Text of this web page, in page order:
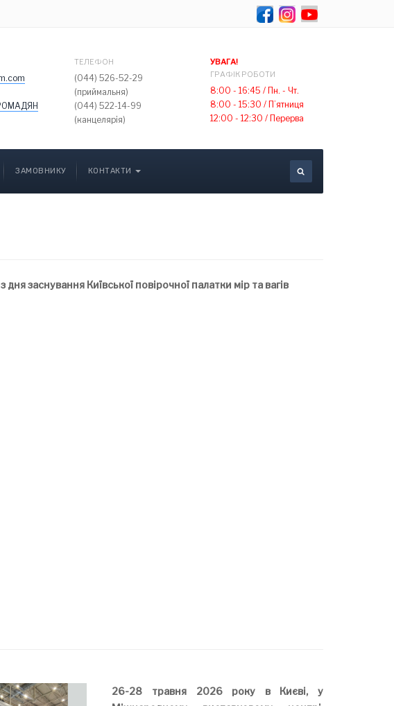
ТЕЛЕФОН
(044) 526-52-29
(приймальня)
(044) 522-14-99
(канцелярія)
УВАГА!
ГРАФІК РОБОТИ
8:00 - 16:45 / Пн. - Чт.
8:00 - 15:30 / П’ятниця
12:00 - 12:30 / Перерва
ЗАМОВНИКУ КОНТАКТИ
дня заснування Київської повірочної палатки мір та вагів
26-28 травня 2026 року в Києві, у